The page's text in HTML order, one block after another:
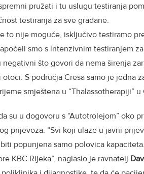
pružati i tu uslugu testiranja
testiranja za sve građane.
to nije moguće, isključivo testiramo
smo s intenzivnim testiranjem
negativni što govori da nema širenja
otoci. S područja Cresa samo je jedna
smještena u “Thalassotherapiji”
su u dogovoru s “Autotrolejom” oko
prijevoza. “Svi koji ulaze u javni
popunjena samo polovica
KBC Rijeka”, naglasio je ravnatelj